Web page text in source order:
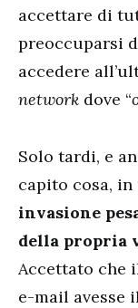
accettare di
preoccuparsi
accedere
network dove “
Solo tardi, e
capito cosa,
invasione
della propria
Accettato che
e-mail avesse